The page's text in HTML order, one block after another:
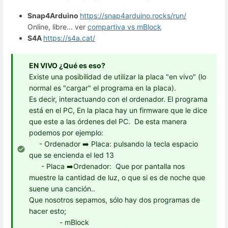
Snap4Arduino https://snap4arduino.rocks/run/
Online, libre... ver compartiva vs mBlock
S4A https://s4a.cat/
EN VIVO ¿Qué es eso?
Existe una posibilidad de utilizar la placa "en vivo" (lo
normal es "cargar" el programa en la placa).
Es decir, interactuando con el ordenador. El programa
está en el PC, En la placa hay un firmware que le dice
que este a las órdenes del PC. De esta manera
podemos por ejemplo:
- Ordenador ➡️ Placa: pulsando la tecla espacio
que se encienda el led 13
- Placa ➡️Ordenador: Que por pantalla nos
muestre la cantidad de luz, o que si es de noche que
suene una canción..
Que nosotros sepamos, sólo hay dos programas de
hacer esto;
- mBlock